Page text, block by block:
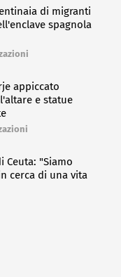
di migranti
spagnola
appiccato
e statue
Ceuta: "Siamo
cerca di una vita